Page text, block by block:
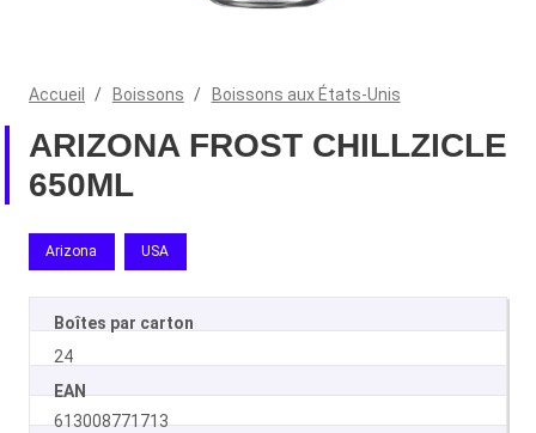
Accueil / Boissons / Boissons aux États-Unis
ARIZONA FROST CHILLZICLE
650ML
Arizona USA
Boîtes par carton
24
EAN
613008771713